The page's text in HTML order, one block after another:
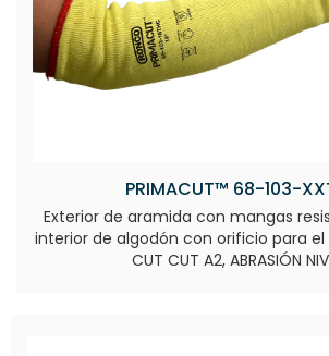
PRIMACUT™ 68-103-
Exterior de aramida con mangas
interior de algodón con orificio para el
CUT CUT A2, ABRASIÓN